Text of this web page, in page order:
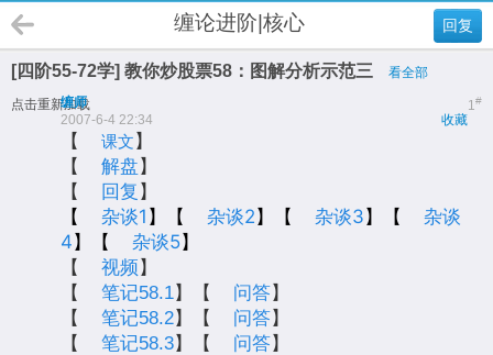
回复
缠论进阶|核心
[四阶55-72学] 教你炒股票58：图解分析示范三 看全部
点击重新加载 1#
缠师
收藏
2007-6-4 22:34
【 课文 】
【
解盘 】
【
回复 】
【 杂谈1 】【 杂谈2 】【 杂谈3 】【
杂谈
4 】【 杂谈5】
【 视频 】
【
笔记58.1】【 问答】
【
笔记58.2】【 问答】
【
笔记58.3】【 问答】